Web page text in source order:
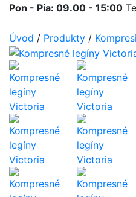
Pon - Pia: 09.00 - 15:00
Úvod / Produkty /